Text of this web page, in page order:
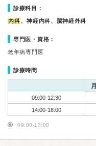
診療科目：
内科、神経内科、脳神経外科
専門医・資格：
老年病専門医
診療時間
月
09:00-12:30
14:00-18:00
09:00-13:00